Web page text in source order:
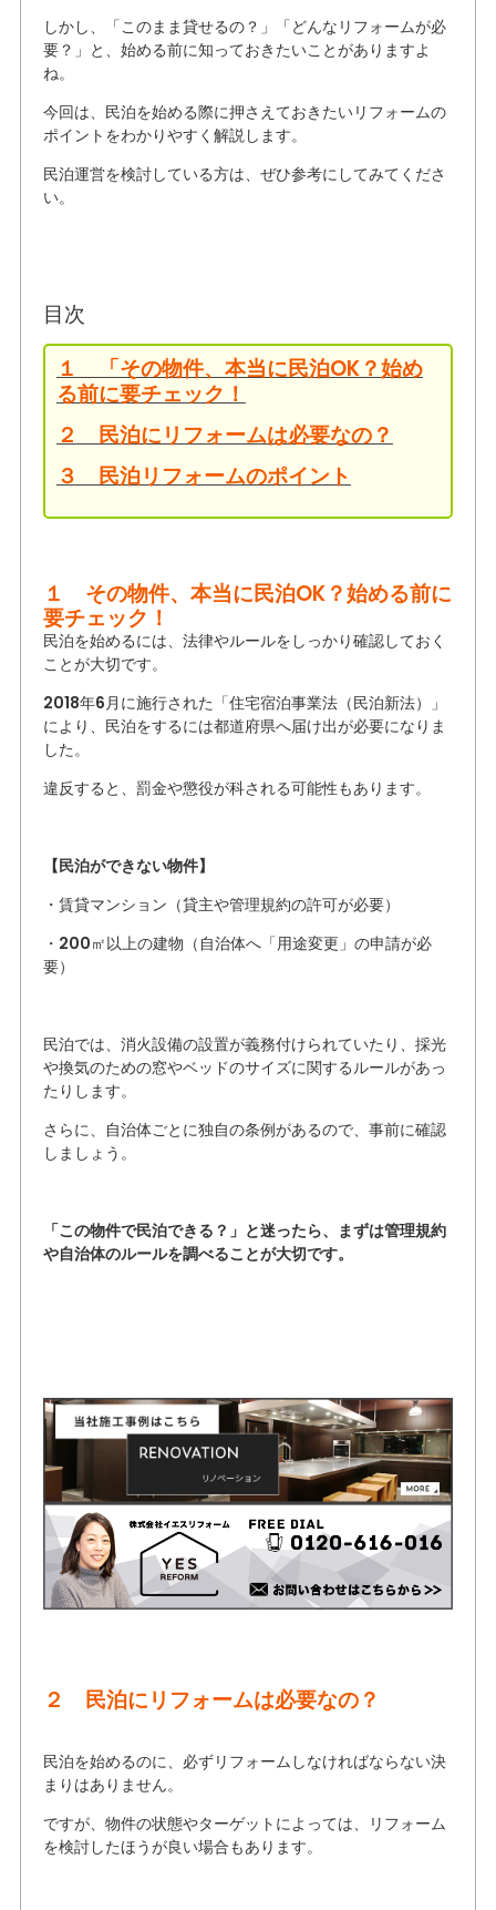
しかし、「このまま貸せるの？」「どんなリフォームが必
要？」と、始める前に知っておきたいことがありますよ
ね。
今回は、民泊を始める際に押さえておきたいリフォームの
ポイントをわかりやすく解説します。
民泊運営を検討している方は、ぜひ参考にしてみてくださ
い。
目次
１ 「その物件、本当に民泊OK？始め
る前に要チェック！
２ 民泊にリフォームは必要なの？
３ 民泊リフォームのポイント
１ その物件、本当に民泊OK？始める前に
要チェック！
民泊を始めるには、法律やルールをしっかり確認しておく
ことが大切です。
2018年6月に施行された「住宅宿泊事業法（民泊新法）」
により、民泊をするには都道府県へ届け出が必要になりま
した。
違反すると、罰金や懲役が科される可能性もあります。
【民泊ができない物件】
・賃貸マンション（貸主や管理規約の許可が必要）
・200㎡以上の建物（自治体へ「用途変更」の申請が必
要）
民泊では、消火設備の設置が義務付けられていたり、採光
や換気のための窓やベッドのサイズに関するルールがあっ
たりします。
さらに、自治体ごとに独自の条例があるので、事前に確認
しましょう。
「この物件で民泊できる？」と迷ったら、まずは管理規約
や自治体のルールを調べることが大切です。
２ 民泊にリフォームは必要なの？
民泊を始めるのに、必ずリフォームしなければならない決
まりはありません。
ですが、物件の状態やターゲットによっては、リフォーム
を検討したほうが良い場合もあります。